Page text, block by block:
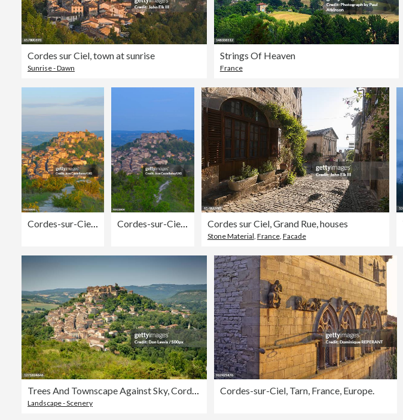
Cordes sur Ciel, town at sunrise
Sunrise - Dawn
Strings Of Heaven
France
Cordes-sur-Ciel at Dawn, France Cordes-sur-Ciel at Dawn, France Cordes sur Ciel, Grand Rue, houses
Stone Material, France, Facade
Landscape - Scenery
Cordes-sur-Ciel, Tarn, France, Europe.